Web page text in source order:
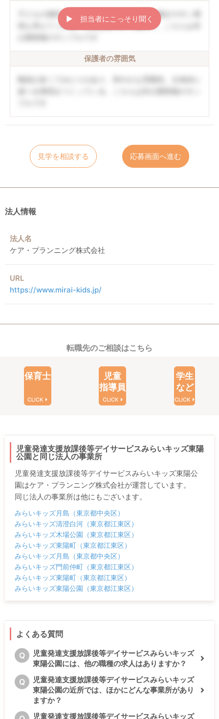
子どもの個性を伸ばしていく方針。職員の働きやすい環
境も考えてくれる。口調は穏やかで優しい。こちらは非
保護者の雰囲気
▶︎ 担当者にこっそり聞く
見学を相談する 応募画面へ進む
法人情報
法人名
ケア・プランニング株式会社
URL
https://www.mirai-kids.jp/
転職先のご相談はこちら
保育士
CLICK
児童
指導員
CLICK
学生
など
CLICK
児童発達支援放課後等デイサービスみらいキッズ東陽
公園と同じ法人の事業所
児童発達支援放課後等デイサービスみらいキッズ東陽公
園はケア・プランニング株式会社が運営しています。
同じ法人の事業所は他にもございます。
みらいキッズ月島（東京都中央区）
みらいキッズ清澄白河（東京都江東区）
みらいキッズ木場公園（東京都江東区）
みらいキッズ東陽町（東京都江東区）
みらいキッズ月島（東京都中央区）
みらいキッズ門前仲町（東京都江東区）
みらいキッズ東陽町（東京都江東区）
みらいキッズ東陽公園（東京都江東区）
よくある質問
Q
児童発達支援放課後等デイサービスみらいキッズ
東陽公園には、他の職種の求人はありますか？
Q
児童発達支援放課後等デイサービスみらいキッズ
東陽公園の近所では、ほかにどんな事業所があり
ますか？
児童発達支援放課後等デイサービスみらいキッズ